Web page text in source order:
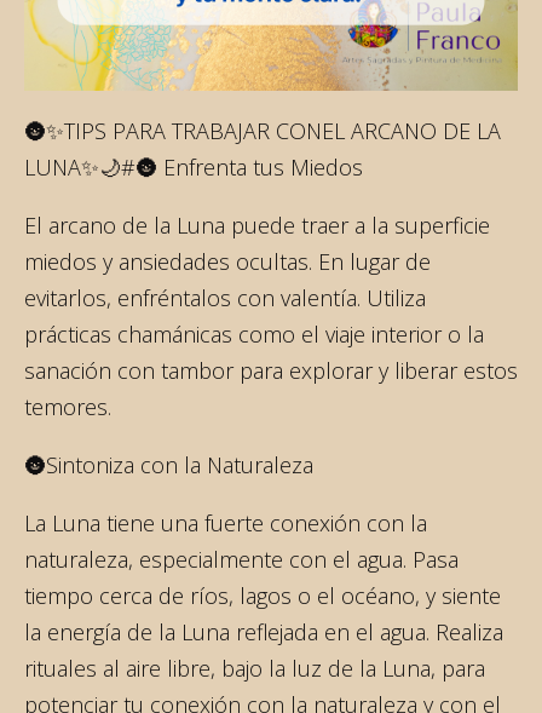
🌚✨TIPS PARA TRABAJAR CONEL ARCANO DE LA
LUNA✨🌙#🌚 Enfrenta tus Miedos
El arcano de la Luna puede traer a la superficie
miedos y ansiedades ocultas. En lugar de
evitarlos, enfréntalos con valentía. Utiliza
prácticas chamánicas como el viaje interior o la
sanación con tambor para explorar y liberar estos
temores.
🌚Sintoniza con la Naturaleza
La Luna tiene una fuerte conexión con la
naturaleza, especialmente con el agua. Pasa
tiempo cerca de ríos, lagos o el océano, y siente
la energía de la Luna reflejada en el agua. Realiza
rituales al aire libre, bajo la luz de la Luna, para
potenciar tu conexión con la naturaleza y con el